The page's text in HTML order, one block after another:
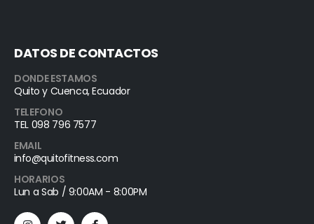
DATOS DE CONTACTOS
DONDE ESTAMOS
Quito y Cuenca, Ecuador
TELEFONO
TEL 098 796 7577
EMAIL
info@quitofitness.com
HORARIOS
Lun a Sab / 9:00AM - 8:00PM